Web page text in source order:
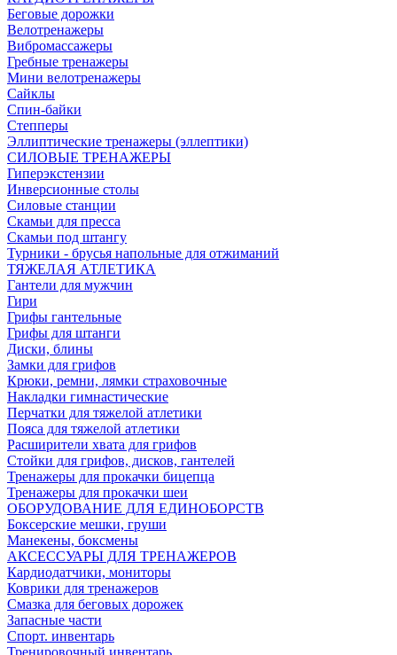
Беговые дорожки
Велотренажеры
Вибромассажеры
Гребные тренажеры
Мини велотренажеры
Сайклы
Спин-байки
Степперы
Эллиптические тренажеры (эллептики)
СИЛОВЫЕ ТРЕНАЖЕРЫ
Гиперэкстензии
Инверсионные столы
Силовые станции
Скамьи для пресса
Скамьи под штангу
Турники - брусья напольные для отжиманий
ТЯЖЕЛАЯ АТЛЕТИКА
Гантели для мужчин
Гири
Грифы гантельные
Грифы для штанги
Диски, блины
Замки для грифов
Крюки, ремни, лямки страховочные
Накладки гимнастические
Перчатки для тяжелой атлетики
Пояса для тяжелой атлетики
Расширители хвата для грифов
Стойки для грифов, дисков, гантелей
Тренажеры для прокачки бицепца
Тренажеры для прокачки шеи
ОБОРУДОВАНИЕ ДЛЯ ЕДИНОБОРСТВ
Боксерские мешки, груши
Манекены, боксмены
АКСЕССУАРЫ ДЛЯ ТРЕНАЖЕРОВ
Кардиодатчики, мониторы
Коврики для тренажеров
Смазка для беговых дорожек
Запасные части
Спорт. инвентарь
Тренировочный инвентарь